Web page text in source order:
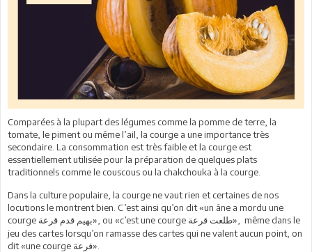
Comparées à la plupart des légumes comme la pomme de terre, la
tomate, le piment ou même l’ail, la courge a une importance très
secondaire. La consommation est très faible et la courge est
essentiellement utilisée pour la préparation de quelques plats
traditionnels comme le couscous ou la chakchouka à la courge.
Dans la culture populaire, la courge ne vaut rien et certaines de nos
locutions le montrent bien. C’est ainsi qu’on dit «un âne a mordu une
courge بهيم قدم قرعة», ou «c’est une courge طلعت قرعة», même dans le
jeu des cartes lorsqu’on ramasse des cartes qui ne valent aucun point, on
dit «une courge قرعة».